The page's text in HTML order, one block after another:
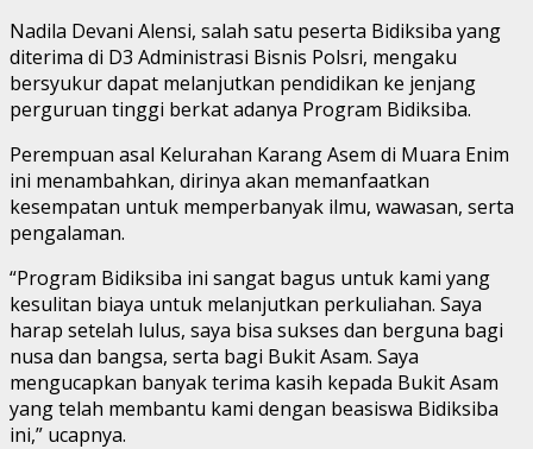
Nadila Devani Alensi, salah satu peserta Bidiksiba yang
diterima di D3 Administrasi Bisnis Polsri, mengaku
bersyukur dapat melanjutkan pendidikan ke jenjang
perguruan tinggi berkat adanya Program Bidiksiba.
Perempuan asal Kelurahan Karang Asem di Muara Enim
ini menambahkan, dirinya akan memanfaatkan
kesempatan untuk memperbanyak ilmu, wawasan, serta
pengalaman.
“Program Bidiksiba ini sangat bagus untuk kami yang
kesulitan biaya untuk melanjutkan perkuliahan. Saya
harap setelah lulus, saya bisa sukses dan berguna bagi
nusa dan bangsa, serta bagi Bukit Asam. Saya
mengucapkan banyak terima kasih kepada Bukit Asam
yang telah membantu kami dengan beasiswa Bidiksiba
ini,” ucapnya.